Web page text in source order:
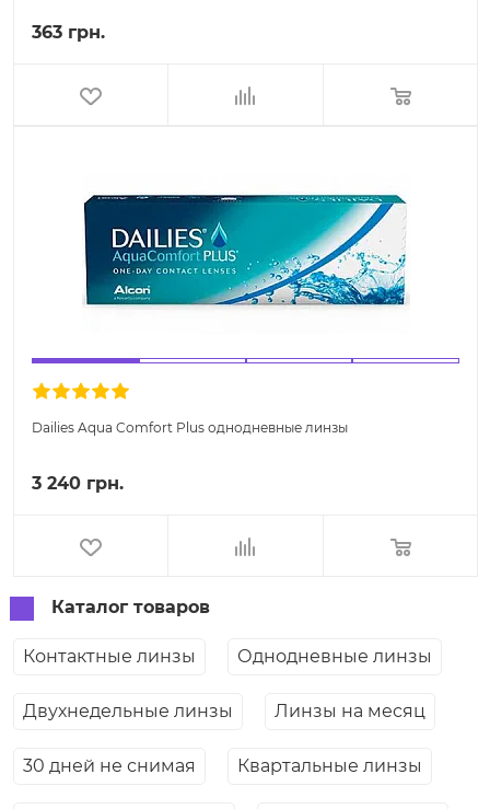
363 грн.
Dailies Aqua Comfort Plus однодневные линзы
3 240 грн.
Каталог товаров
Контактные линзы Однодневные линзы
Двухнедельные линзы Линзы на месяц
30 дней не снимая Квартальные линзы